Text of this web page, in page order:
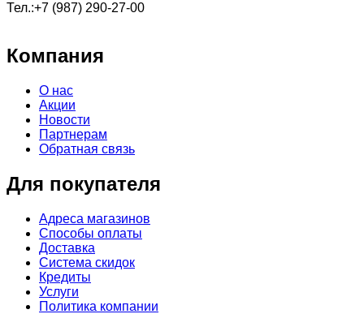
Тел.:+7 (987) 290-27-00
Компания
О нас
Акции
Новости
Партнерам
Обратная связь
Для покупателя
Адреса магазинов
Способы оплаты
Доставка
Система скидок
Кредиты
Услуги
Политика компании